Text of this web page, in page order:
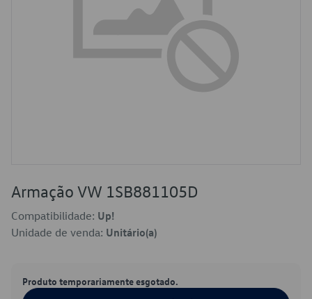
Armação VW 1SB881105D
Compatibilidade: Up!
Unidade de venda: Unitário(a)
Produto temporariamente esgotado.